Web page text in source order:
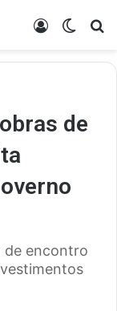
Entrar
de
de encontro